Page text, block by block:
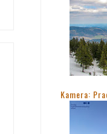
Kamera: